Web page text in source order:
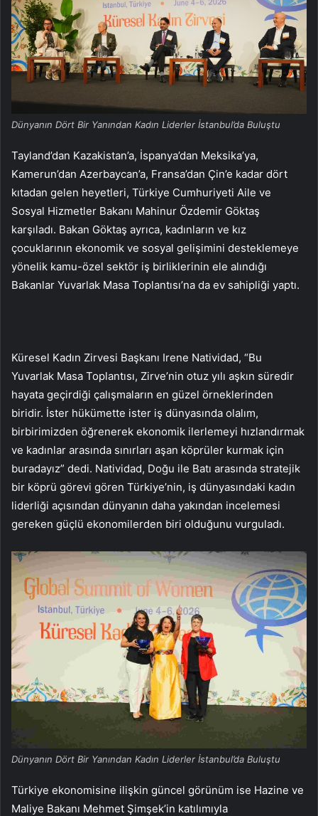
Dünyanın Dört Bir Yanından Kadın Liderler İstanbul’da Buluştu
Tayland’dan Kazakistan’a, İspanya’dan Meksika’ya,
Kamerun’dan Azerbaycan’a, Fransa’dan Çin’e kadar dört
kıtadan gelen heyetleri, Türkiye Cumhuriyeti Aile ve
Sosyal Hizmetler Bakanı Mahinur Özdemir Göktaş
karşıladı. Bakan Göktaş ayrıca, kadınların ve kız
çocuklarının ekonomik ve sosyal gelişimini desteklemeye
yönelik kamu-özel sektör iş birliklerinin ele alındığı
Bakanlar Yuvarlak Masa Toplantısı’na da ev sahipliği yaptı.
Küresel Kadın Zirvesi Başkanı Irene Natividad, “Bu
Yuvarlak Masa Toplantısı, Zirve’nin otuz yılı aşkın süredir
hayata geçirdiği çalışmaların en güzel örneklerinden
biridir. İster hükümette ister iş dünyasında olalım,
birbirimizden öğrenerek ekonomik ilerlemeyi hızlandırmak
ve kadınlar arasında sınırları aşan köprüler kurmak için
buradayız” dedi. Natividad, Doğu ile Batı arasında stratejik
bir köprü görevi gören Türkiye’nin, iş dünyasındaki kadın
liderliği açısından dünyanın daha yakından incelemesi
gereken güçlü ekonomilerden biri olduğunu vurguladı.
Dünyanın Dört Bir Yanından Kadın Liderler İstanbul’da Buluştu
Türkiye ekonomisine ilişkin güncel görünüm ise Hazine ve
Maliye Bakanı Mehmet Şimşek’in katılımıyla